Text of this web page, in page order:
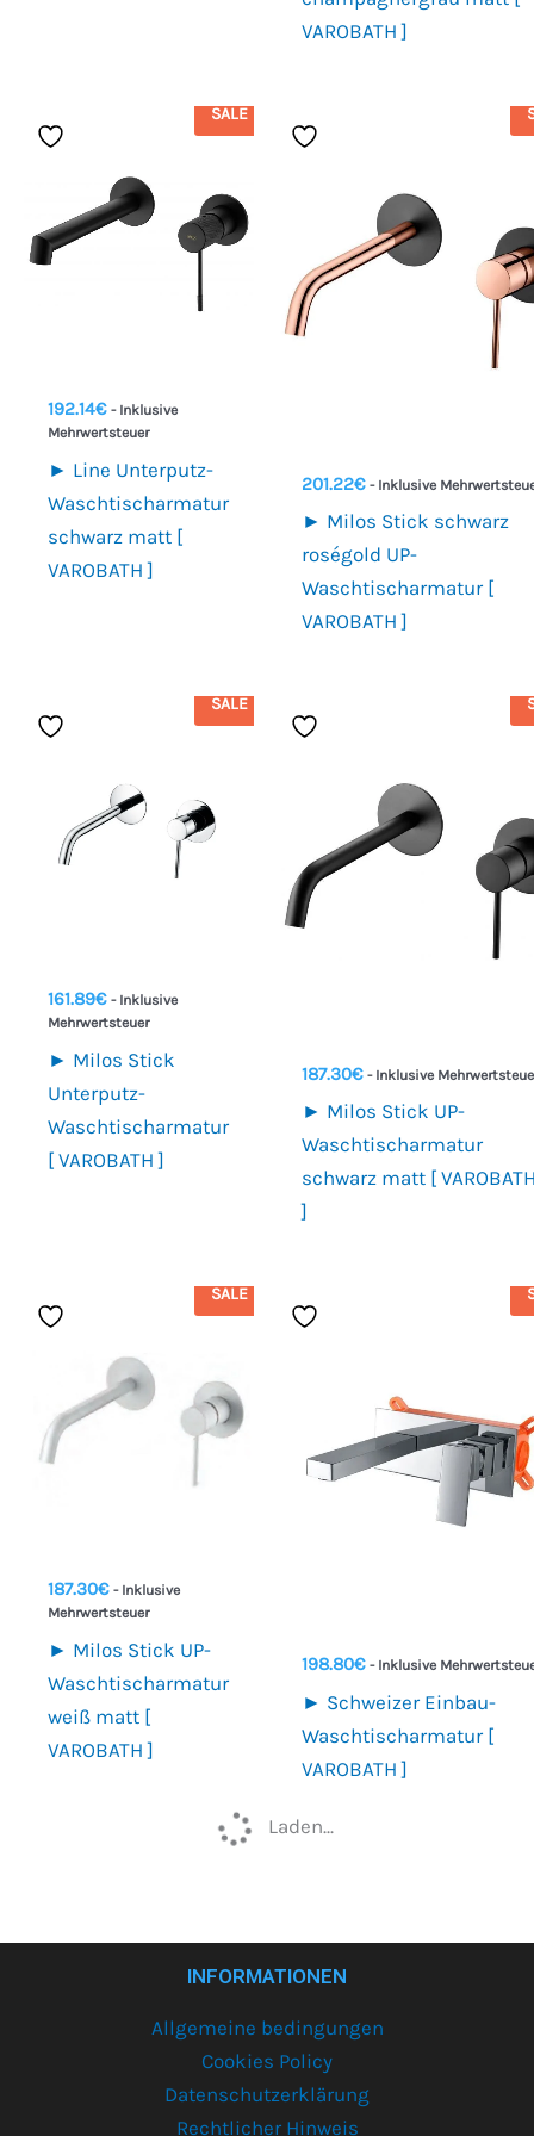
VAROBATH ]
SALE
192.14€ - Inklusive
Mehrwertsteuer
► Line Unterputz-
Waschtischarmatur
schwarz matt [
VAROBATH ]
201.22€ - Inklusive
► Milos Stick schwarz
roségold UP-
Waschtischarmatur [
VAROBATH ]
SALE
161.89€ - Inklusive
Mehrwertsteuer
► Milos Stick
Unterputz-
Waschtischarmatur
[ VAROBATH ]
187.30€ - Inklusive
► Milos Stick UP-
Waschtischarmatur
schwarz matt [
]
SALE
187.30€ - Inklusive
Mehrwertsteuer
► Milos Stick UP-
Waschtischarmatur
weiß matt [
VAROBATH ]
198.80€ - Inklusive
► Schweizer Einbau-
Waschtischarmatur [
VAROBATH ]
Laden...
INFORMATIONEN
Allgemeine bedingungen
Cookies Policy
Datenschutzerklärung
Rechtlicher Hinweis